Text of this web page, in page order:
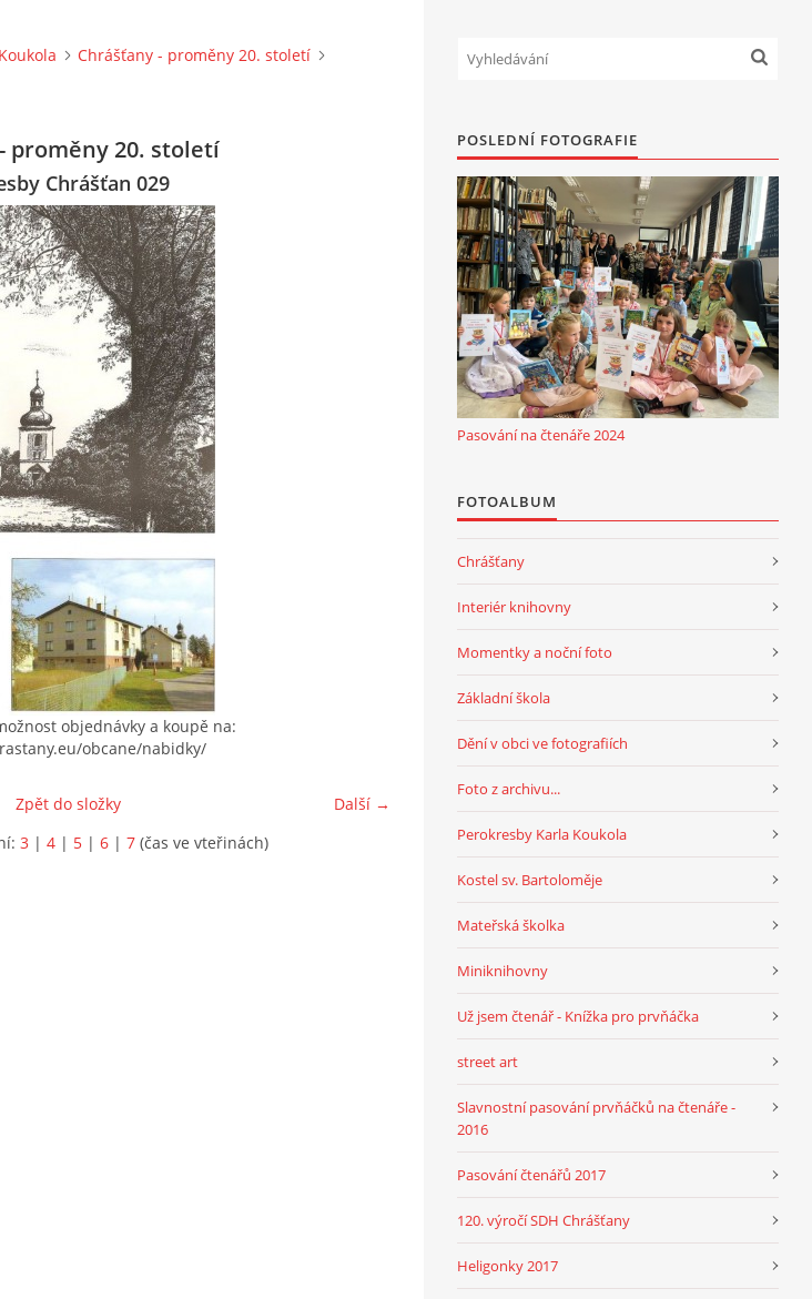
Chrášťany - proměny 20. století
proměny 20. století
Chrášťan 029
objednávky a koupě na:
obcane/nabidky/
Další →
Zpět do složky
3 | 4 | 5 | 6 | 7 (čas ve vteřinách)
POSLEDNÍ FOTOGRAFIE
Pasování na čtenáře 2024
FOTOALBUM
Chrášťany
Interiér knihovny
Momentky a noční foto
Základní škola
Dění v obci ve fotografiích
Foto z archivu...
Perokresby Karla Koukola
Kostel sv. Bartoloměje
Mateřská školka
Miniknihovny
Už jsem čtenář - Knížka pro prvňáčka
street art
Slavnostní pasování prvňáčků na čtenáře -
2016
Pasování čtenářů 2017
120. výročí SDH Chrášťany
Heligonky 2017